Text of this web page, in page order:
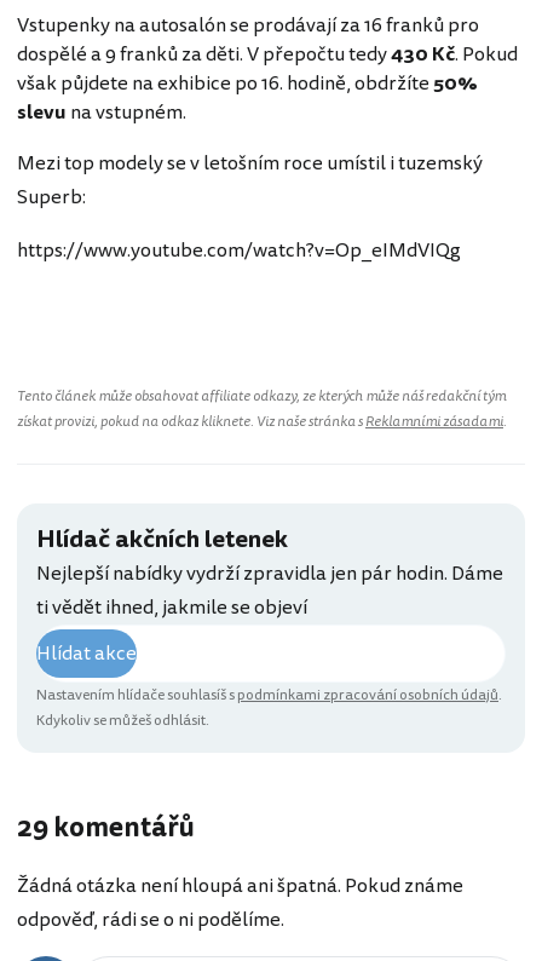
Vstupenky na autosalón se prodávají za 16 franků pro
dospělé a 9 franků za děti. V přepočtu tedy430 Kč. Pokud
však půjdete na exhibice po 16. hodině, obdržíte50%
slevu na vstupném.
Mezi top modely se v letošním roce umístil i tuzemský
Superb:
https://www.youtube.com/watch?v=Op_eIMdVIQg
Tento článek může obsahovat affiliate odkazy, ze kterých může náš redakční tým
získat provizi, pokud na odkaz kliknete. Viz naše stránka sReklamními zásadami.
Hlídač akčních letenek
Nejlepší nabídky vydrží zpravidla jen pár hodin. Dáme
ti vědět ihned, jakmile se objeví
Hlídat akce
Nastavením hlídače souhlasíš spodmínkami zpracování osobních údajů.
Kdykoliv se můžeš odhlásit.
29 komentářů
Žádná otázka není hloupá ani špatná. Pokud známe
odpověď, rádi se o ni podělíme.